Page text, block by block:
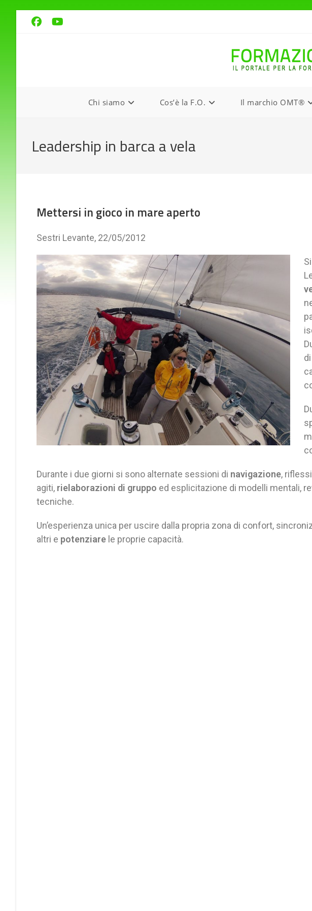
Chi siamo Cos’è la F.O. Il marchio OMT®
Leadership in barca a vela
Mettersi in gioco in mare aperto
Sestri Levante, 22/05/2012
di
Durante i due giorni si sono alternate sessioni di navigazione,
agiti, rielaborazioni di gruppo ed esplicitazione di modelli mentali,
tecniche.
Un’esperienza unica per uscire dalla propria zona di confort,
altri e potenziare le proprie capacità.